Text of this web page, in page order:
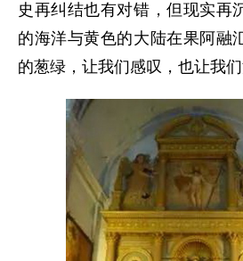
史再纠结也有对错，但现实再
的海洋与黄色的大陆在果阿融
的葱绿，让我们感叹，也让我们